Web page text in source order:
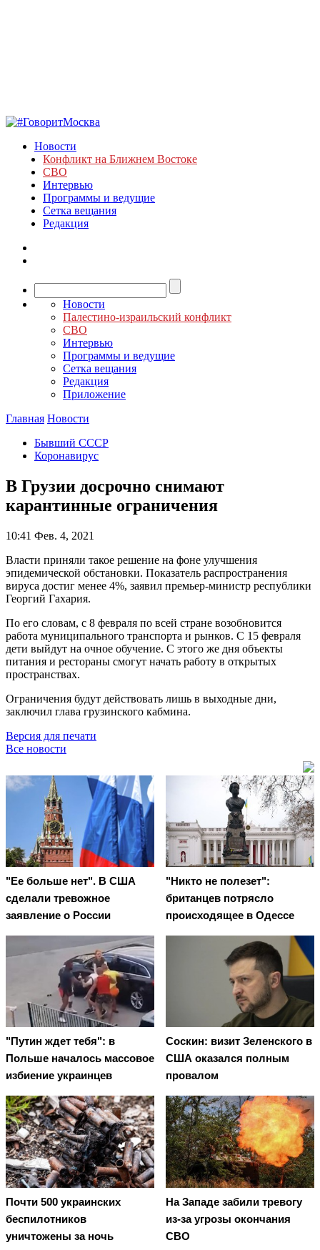
Новости
Конфликт на Ближнем Востоке
СВО
Интервью
Программы и ведущие
Сетка вещания
Редакция
Новости
Палестино-израильский конфликт
СВО
Интервью
Программы и ведущие
Сетка вещания
Редакция
Приложение
Главная Новости
Бывший СССР
Коронавирус
В Грузии досрочно снимают
карантинные ограничения
10:41 Фев. 4, 2021
Власти приняли такое решение на фоне улучшения
эпидемической обстановки. Показатель распространения
вируса достиг менее 4%, заявил премьер-министр республики
Георгий Гахария.
По его словам, с 8 февраля по всей стране возобновится
работа муниципального транспорта и рынков. С 15 февраля
дети выйдут на очное обучение. С этого же дня объекты
питания и рестораны смогут начать работу в открытых
пространствах.
Ограничения будут действовать лишь в выходные дни,
заключил глава грузинского кабмина.
Версия для печати
Все новости
"Ее больше нет". В США
сделали тревожное
заявление о России
"Никто не полезет":
британцев потрясло
происходящее в Одессе
"Путин ждет тебя": в
Польше началось массовое
избиение украинцев
Соскин: визит Зеленского в
США оказался полным
провалом
Почти 500 украинских
беспилотников
уничтожены за ночь
На Западе забили тревогу
из-за угрозы окончания
СВО